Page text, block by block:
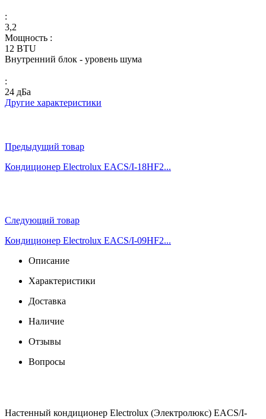
:
3,2
Мощность :
12 BTU
Внутренний блок - уровень шума
:
24 дБа
Другие характеристики
Предыдущий товар
Кондиционер Electrolux EACS/I-18HF2...
Следующий товар
Кондиционер Electrolux EACS/I-09HF2...
Описание
Характеристики
Доставка
Наличие
Отзывы
Вопросы
Настенный кондиционер Electrolux (Электролюкс) EACS/I-